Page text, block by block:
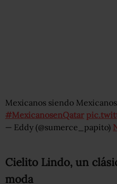
Mexicanos siendo
#MexicanosenQatar
— Eddy (@sumerce_papito)
Cielito Lindo, un
moda